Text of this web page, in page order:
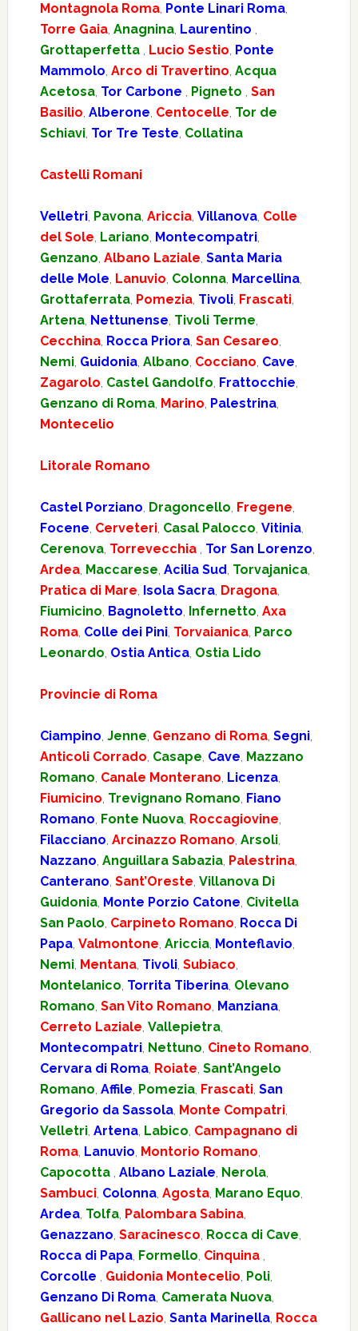
Montagnola Roma, Ponte Linari Roma,
Torre Gaia, Anagnina, Laurentino ,
Grottaperfetta , Lucio Sestio, Ponte
Mammolo, Arco di Travertino, Acqua
Acetosa, Tor Carbone , Pigneto , San
Basilio, Alberone, Centocelle, Tor de
Schiavi, Tor Tre Teste, Collatina
Castelli Romani
Velletri, Pavona, Ariccia, Villanova, Colle
del Sole, Lariano, Montecompatri,
Genzano, Albano Laziale, Santa Maria
delle Mole, Lanuvio, Colonna, Marcellina,
Grottaferrata, Pomezia, Tivoli, Frascati,
Artena, Nettunense, Tivoli Terme,
Cecchina, Rocca Priora, San Cesareo,
Nemi, Guidonia, Albano, Cocciano, Cave,
Zagarolo, Castel Gandolfo, Frattocchie,
Genzano di Roma, Marino, Palestrina,
Montecelio
Litorale Romano
Castel Porziano, Dragoncello, Fregene,
Focene, Cerveteri, Casal Palocco, Vitinia,
Cerenova, Torrevecchia , Tor San Lorenzo,
Ardea, Maccarese, Acilia Sud, Torvajanica,
Pratica di Mare, Isola Sacra, Dragona,
Fiumicino, Bagnoletto, Infernetto, Axa
Roma, Colle dei Pini, Torvaianica, Parco
Leonardo, Ostia Antica, Ostia Lido
Provincie di Roma
Ciampino, Jenne, Genzano di Roma, Segni,
Anticoli Corrado, Casape, Cave, Mazzano
Romano, Canale Monterano, Licenza,
Fiumicino, Trevignano Romano, Fiano
Romano, Fonte Nuova, Roccagiovine,
Filacciano, Arcinazzo Romano, Arsoli,
Nazzano, Anguillara Sabazia, Palestrina,
Canterano, Sant’Oreste, Villanova Di
Guidonia, Monte Porzio Catone, Civitella
San Paolo, Carpineto Romano, Rocca Di
Papa, Valmontone, Ariccia, Monteflavio,
Nemi, Mentana, Tivoli, Subiaco,
Montelanico, Torrita Tiberina, Olevano
Romano, San Vito Romano, Manziana,
Cerreto Laziale, Vallepietra,
Montecompatri, Nettuno, Cineto Romano,
Cervara di Roma, Roiate, Sant’Angelo
Romano, Affile, Pomezia, Frascati, San
Gregorio da Sassola, Monte Compatri,
Velletri, Artena, Labico, Campagnano di
Roma, Lanuvio, Montorio Romano,
Capocotta , Albano Laziale, Nerola,
Sambuci, Colonna, Agosta, Marano Equo,
Ardea, Tolfa, Palombara Sabina,
Genazzano, Saracinesco, Rocca di Cave,
Rocca di Papa, Formello, Cinquina ,
Corcolle , Guidonia Montecelio, Poli,
Genzano Di Roma, Camerata Nuova,
Gallicano nel Lazio, Santa Marinella, Rocca